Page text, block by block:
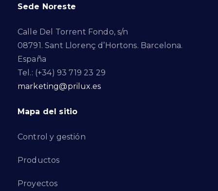
Sede Noreste
Calle Del Torrent Fondo, s/n
08791. Sant Llorenç d’Hortons. Barcelona.
España
Tel.: (+34) 93 719 23 29
marketing@prilux.es
Mapa del sitio
Control y gestión
Productos
Proyectos